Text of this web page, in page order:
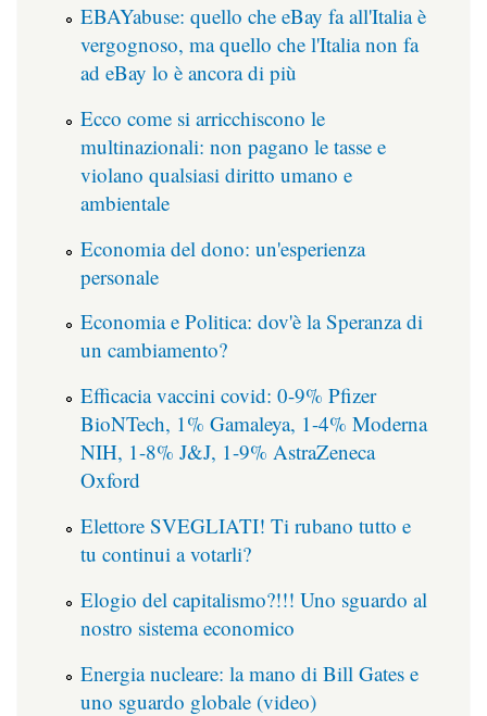
EBAYabuse: quello che eBay fa all'Italia è
vergognoso, ma quello che l'Italia non fa
ad eBay lo è ancora di più
Ecco come si arricchiscono le
multinazionali: non pagano le tasse e
violano qualsiasi diritto umano e
ambientale
Economia del dono: un'esperienza
personale
Economia e Politica: dov'è la Speranza di
un cambiamento?
Efficacia vaccini covid: 0-9% Pfizer
BioNTech, 1% Gamaleya, 1-4% Moderna
NIH, 1-8% J&J, 1-9% AstraZeneca
Oxford
Elettore SVEGLIATI! Ti rubano tutto e
tu continui a votarli?
Elogio del capitalismo?!!! Uno sguardo al
nostro sistema economico
Energia nucleare: la mano di Bill Gates e
uno sguardo globale (video)